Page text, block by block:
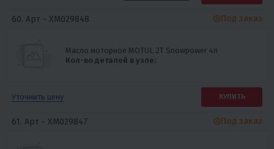
60. Арт - XM029848
Масло моторное MOTUL 2T Snowpower 4л
Кол-во деталей в узле:
Под заказ
Уточнить цену КУПИТЬ
61. Арт - XM029847 Под заказ